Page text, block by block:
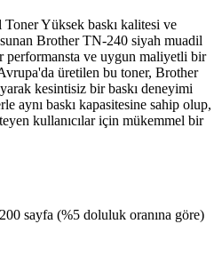
Yüksek baskı kalitesi ve
sunan Brother TN-240 siyah muadil
performansta ve uygun maliyetli bir
üretilen bu toner, Brother
kesintisiz bir baskı deneyimi
aynı baskı kapasitesine sahip olup,
kullanıcılar için mükemmel bir
sayfa (%5 doluluk oranına göre)